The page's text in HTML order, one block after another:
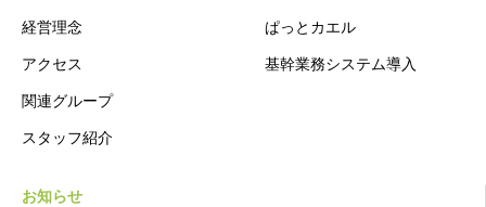
経営理念
アクセス
関連グループ
スタッフ紹介
ぱっとカエル
基幹業務システム導入
お知らせ